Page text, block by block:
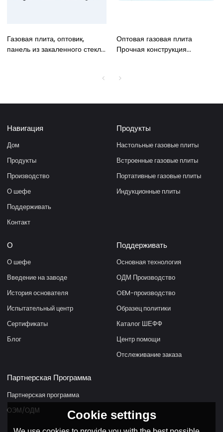
Газовая плита, оптовик,
панель из закаленного стекла
Оптовая газовая плита
Прочная конструкция
встроенная газовая плита с
устройством
Навигация
Дом
Продукты
Производство
О шефе
Поддерживать
Контакт
Продукты
Настольные газовые плиты
Встроенные газовые плиты
Портативные газовые плиты
Индукционные плиты
О
О шефе
Введение на заводе
История основателя
Испытательный центр
Сертификаты
Блог
Поддерживать
Основная технология
ОДМ Производство
OEM-производство
Образец политики
Каталог ШЕФФ
Центр помощи
Отслеживание заказа
Партнерская Программа
Партнерская программа
ОЭМ/ОДМ
Cookie settings